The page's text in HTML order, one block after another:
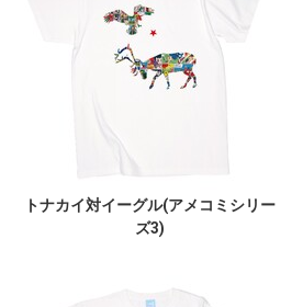
トナカイ対イーグル(アメコミシリー
ズ3)